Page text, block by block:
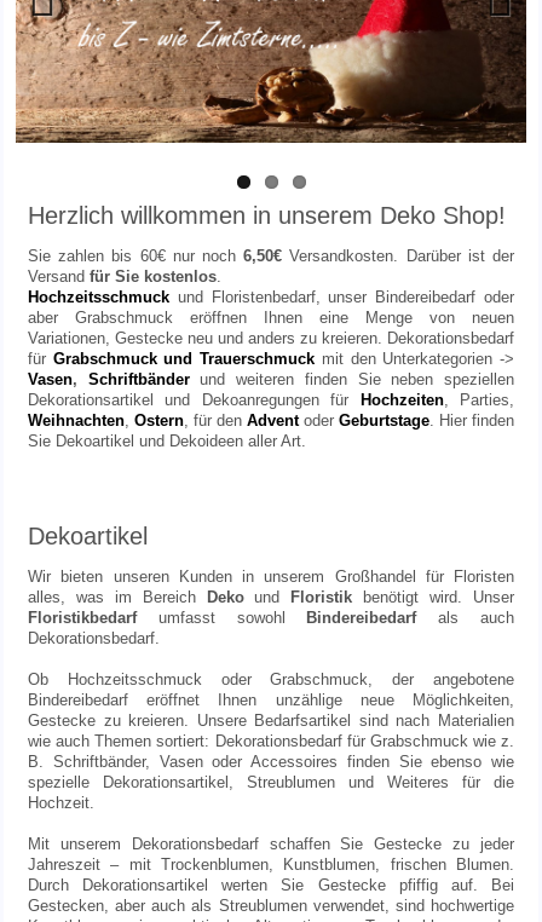
Previous Next
Herzlich willkommen in unserem Deko Shop!
Sie zahlen bis 60€ nur noch6,50€ Versandkosten. Darüber ist der
Versand für Sie kostenlos
Hochzeitsschmuck und Floristenbedarf, unser Bindereibedarf oder
aber Grabschmuck eröffnen Ihnen eine Menge von neuen
Variationen, Gestecke neu und anders zu kreieren. Dekorationsbedarf
für Grabschmuck und Trauerschmuck mit den Unterkategorien ->
Vasen, Schriftbänderund weiteren finden Sie neben speziellen
Dekorationsartikel und Dekoanregungen für Hochzeiten, Parties,
Weihnachten Ostern , für den Adventoder Geburtstage . Hier finden
Sie Dekoartikel und Dekoideen aller Art.
Dekoartikel
Wir bieten unseren Kunden in unserem Großhandel für Floristen
alles, was im Bereich Dekound Floristik benötigt wird. Unser
Floristikbedarfumfasst sowohl Bindereibedarfals auch
Dekorationsbedarf
Ob Hochzeitsschmuck oder Grabschmuck, der angebotene
Bindereibedarf eröffnet Ihnen unzählige neue Möglichkeiten,
Gestecke zu kreieren. Unsere Bedarfsartikel sind nach Materialien
wie auch Themen sortiert: Dekorationsbedarf für Grabschmuck wie z.
B. Schriftbänder, Vasen oder Accessoires finden Sie ebenso wie
spezielle Dekorationsartikel, Streublumen und Weiteres für die
Hochzeit.
Mit unserem Dekorationsbedarf schaffen Sie Gestecke zu jeder
Jahreszeit – mit Trockenblumen, Kunstblumen, frischen Blumen.
Durch Dekorationsartikel werten Sie Gestecke pfiffig auf. Bei
Gestecken, aber auch als Streublumen verwendet, sind hochwertige